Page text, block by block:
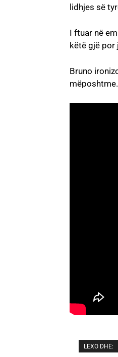
lidhjes së
I ftuar në
këtë gjë por
Bruno
mëposhtme.
LEXO DHE: